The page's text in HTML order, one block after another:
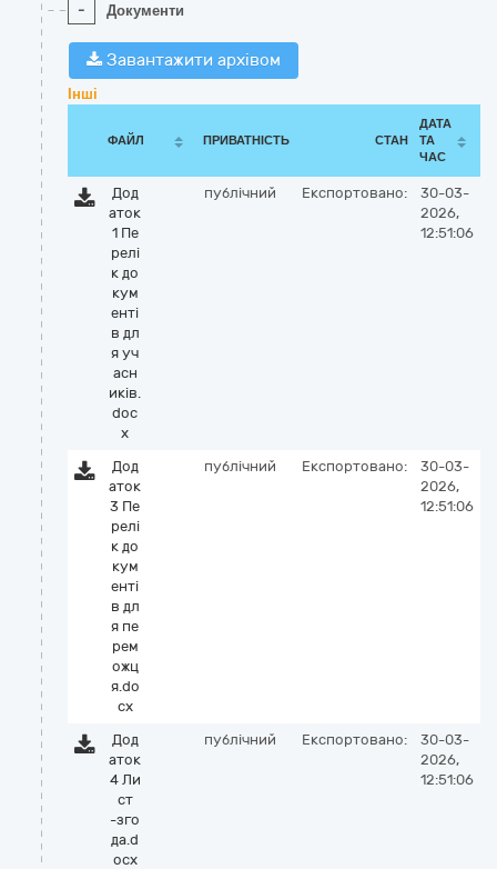
- Документи
Завантажити архівом
Інші
ФАЙЛ ПРИВАТНІСТЬ СТАН
ДАТА
ТА
ЧАС
Дод
аток
1 Пе
релі
к до
кум
енті
в дл
я уч
асн
иків.
doc
x
публічний Експортовано:
30-03-
2026,
12:51:06
Дод
аток
3 Пе
релі
к до
кум
енті
в дл
я пе
рем
ожц
я.do
cx
публічний Експортовано:
30-03-
2026,
12:51:06
Дод
аток
4 Ли
ст
-зго
да.d
ocx
публічний Експортовано:
30-03-
2026,
12:51:06